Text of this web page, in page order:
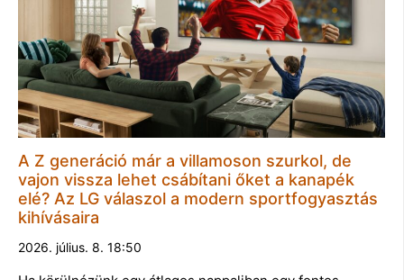
A Z generáció már a villamoson szurkol, de
vajon vissza lehet csábítani őket a kanapék
elé? Az LG válaszol a modern sportfogyasztás
kihívásaira
2026. július. 8. 18:50